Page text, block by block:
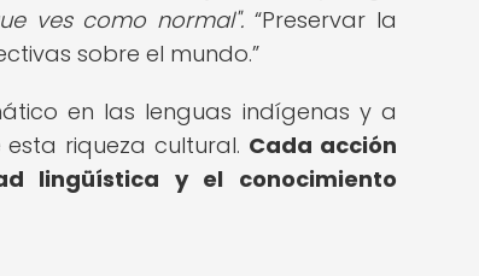
ves como normal". Preservar la
sobre el mundo.
en las lenguas indígenas y a
riqueza cultural. Cada acción
lingüística y el conocimiento